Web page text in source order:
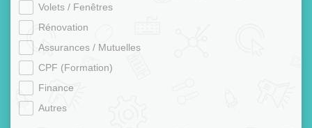
Volets / Fenêtres
Rénovation
Assurances / Mutuelles
CPF (Formation)
Finance
Autres